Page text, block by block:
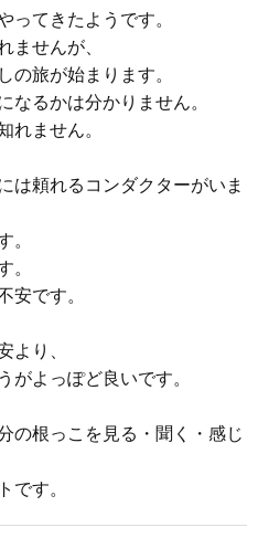
ってきたようです。
ませんが、
の旅が始まります。
なるかは分かりません。
れません。
は頼れるコンダクターがいま
。
。
安です。
より、
がよっぽど良いです。
の根っこを見る・聞く・感じ
です。